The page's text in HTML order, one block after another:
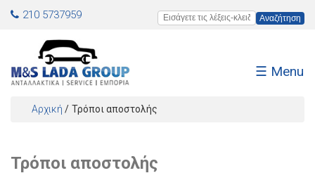
Jump to navigation
210 5737959 Εισάγετε τις λέξεις-κλειδιά
☰ Menu
Είστε εδώ
Αρχική / Τρόποι αποστολής
Τρόποι αποστολής